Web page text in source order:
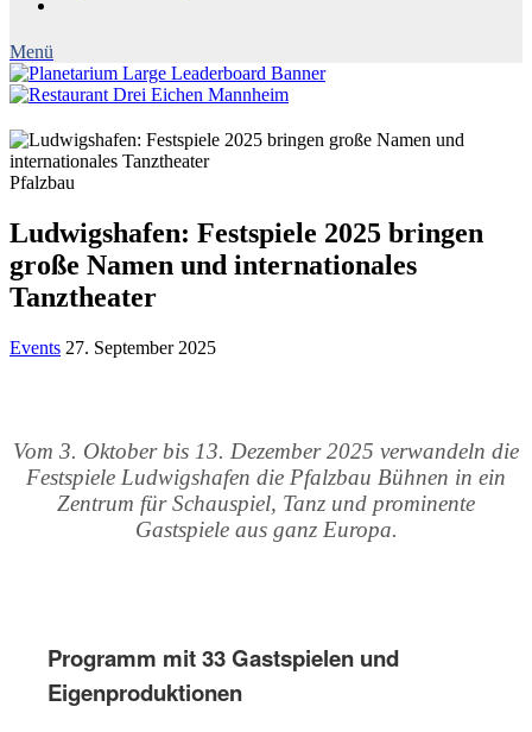
Pfalzbau
Ludwigshafen: Festspiele 2025 bringen
große Namen und internationales
Tanztheater
Events 27. September 2025
Vom 3. Oktober bis 13. Dezember 2025 verwandeln die
Festspiele Ludwigshafen die Pfalzbau Bühnen in ein
Zentrum für Schauspiel, Tanz und prominente
Gastspiele aus ganz Europa.
Programm mit 33 Gastspielen und
Eigenproduktionen